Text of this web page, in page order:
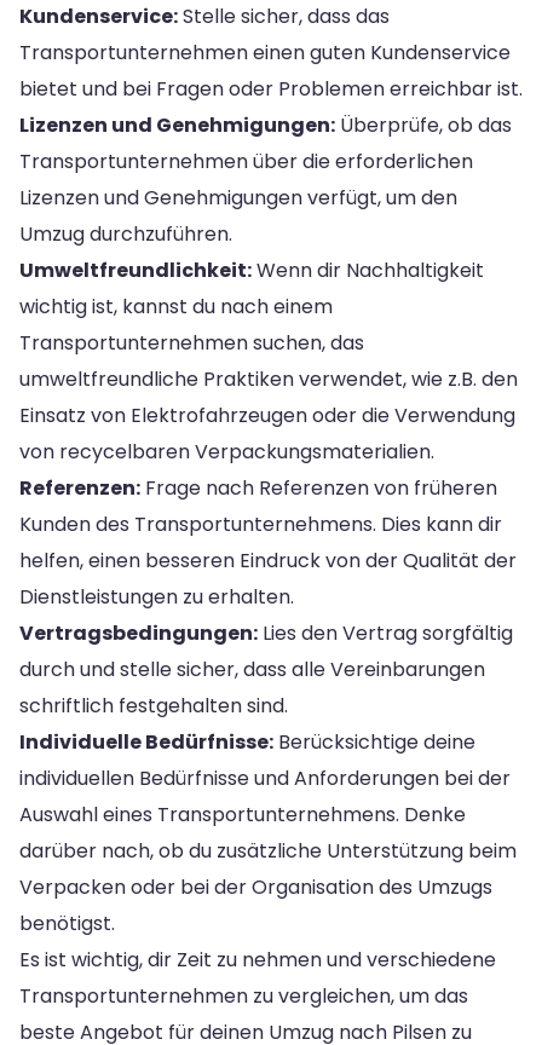
Kundenservice:Stelle sicher, dass das
Transportunternehmen einen guten Kundenservice
bietet und bei Fragen oder Problemen erreichbar ist.
Lizenzen und Genehmigungen: Überprüfe, ob das
Transportunternehmen über die erforderlichen
Lizenzen und Genehmigungen verfügt, um den
Umzug durchzuführen.
Umweltfreundlichkeit:Wenn dir Nachhaltigkeit
wichtig ist, kannst du nach einem
Transportunternehmen suchen, das
umweltfreundliche Praktiken verwendet, wie z.B. den
Einsatz von Elektrofahrzeugen oder die Verwendung
von recycelbaren Verpackungsmaterialien.
Referenzen: Frage nach Referenzen von früheren
Kunden des Transportunternehmens. Dies kann dir
helfen, einen besseren Eindruck von der Qualität der
Dienstleistungen zu erhalten.
Vertragsbedingungen: Lies den Vertrag sorgfältig
durch und stelle sicher, dass alle Vereinbarungen
schriftlich festgehalten sind.
Individuelle Bedürfnisse: Berücksichtige deine
individuellen Bedürfnisse und Anforderungen bei der
Auswahl eines Transportunternehmens. Denke
darüber nach, ob du zusätzliche Unterstützung beim
Verpacken oder bei der Organisation des Umzugs
benötigst.
Es ist wichtig, dir Zeit zu nehmen und verschiedene
Transportunternehmen zu vergleichen, um das
beste Angebot für deinen Umzug nach Pilsen zu